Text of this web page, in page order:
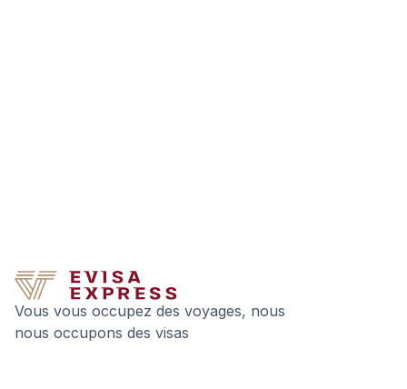
Vous vous occupez des voyages, nous
nous occupons des visas